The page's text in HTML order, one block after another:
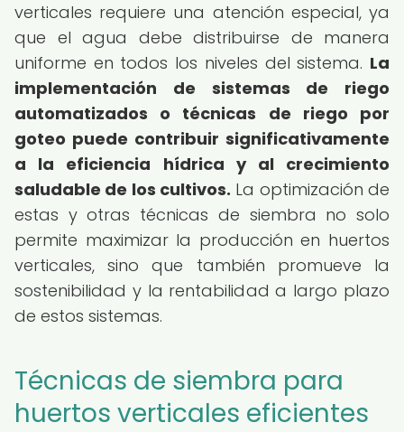
verticales requiere una atención especial, ya
que el agua debe distribuirse de manera
uniforme en todos los niveles del sistema. La
implementación de sistemas de riego
automatizados o técnicas de riego por
goteo puede contribuir significativamente
a la eficiencia hídrica y al crecimiento
saludable de los cultivos. La optimización de
estas y otras técnicas de siembra no solo
permite maximizar la producción en huertos
verticales, sino que también promueve la
sostenibilidad y la rentabilidad a largo plazo
de estos sistemas.
Técnicas de siembra para
huertos verticales eficientes